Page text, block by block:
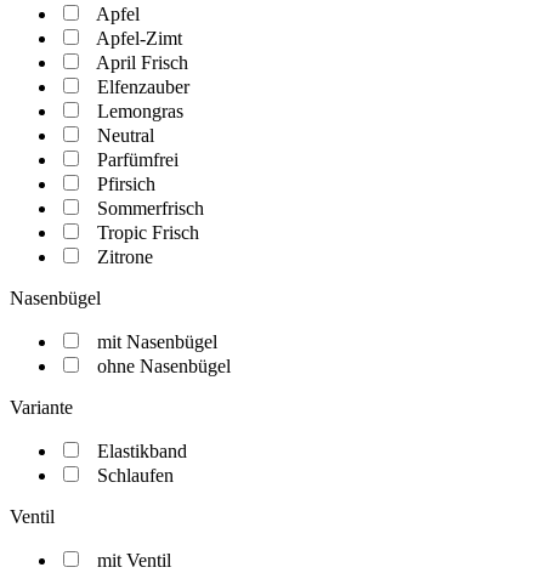
Apfel
Apfel-Zimt
April Frisch
Elfenzauber
Lemongras
Neutral
Parfümfrei
Pfirsich
Sommerfrisch
Tropic Frisch
Zitrone
Nasenbügel
mit Nasenbügel
ohne Nasenbügel
Variante
Elastikband
Schlaufen
Ventil
mit Ventil